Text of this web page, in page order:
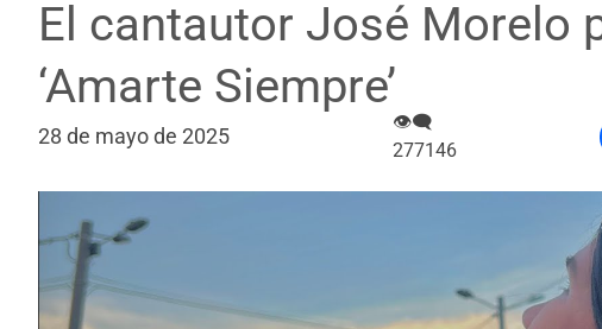
El cantautor José Morelo
‘Amarte Siempre’
28 de mayo de 2025
👁‍🗨
277146